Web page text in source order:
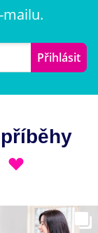
mailu.
Přihlásit